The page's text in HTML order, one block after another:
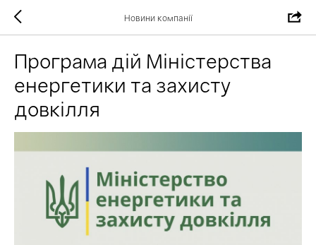
Новини компанії
Програма дій Міністерства
енергетики та захисту
довкілля